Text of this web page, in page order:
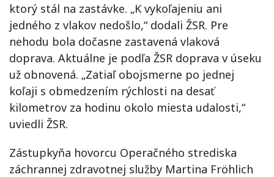
ktorý stál na zastávke. „K vykoľajeniu ani
jedného z vlakov nedošlo,“ dodali ŽSR. Pre
nehodu bola dočasne zastavená vlaková
doprava. Aktuálne je podľa ŽSR doprava v úseku
už obnovená. „Zatiaľ obojsmerne po jednej
koľaji s obmedzením rýchlosti na desať
kilometrov za hodinu okolo miesta udalosti,“
uviedli ŽSR.
Zástupkyňa hovorcu Operačného strediska
záchrannej zdravotnej služby Martina Fröhlich